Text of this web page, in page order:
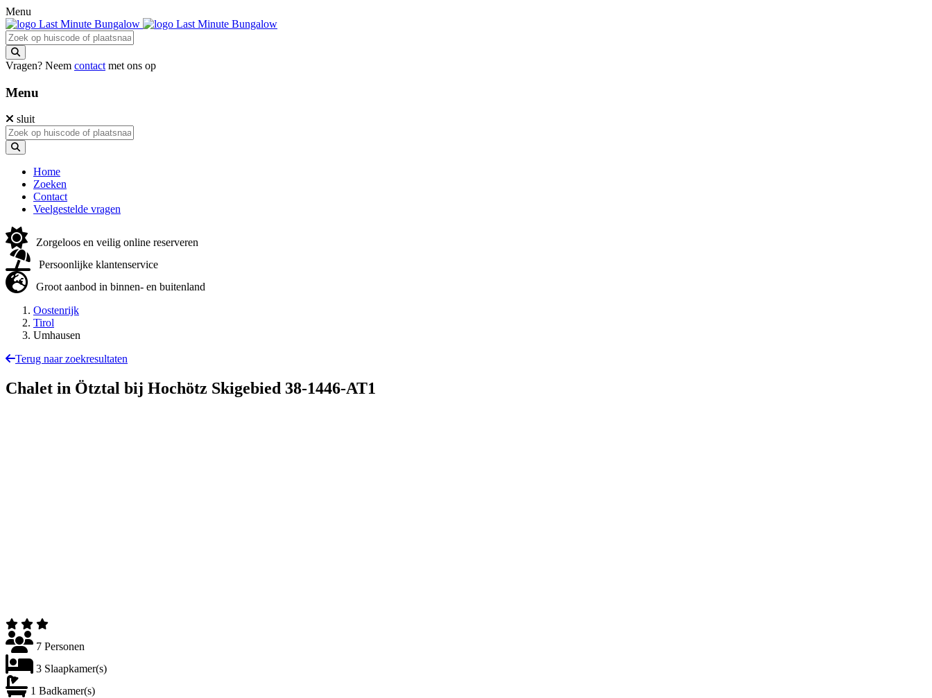
Menu
Vragen? Neem contact met ons op
Menu
sluit
Home
Zoeken
Contact
Veelgestelde vragen
Zorgeloos en veilig online reserveren
Persoonlijke klantenservice
Groot aanbod in binnen- en buitenland
Oostenrijk
Tirol
Umhausen
Terug naar zoekresultaten
Chalet in Ötztal bij Hochötz Skigebied 38-1446-AT1
7 Personen
3 Slaapkamer(s)
1 Badkamer(s)